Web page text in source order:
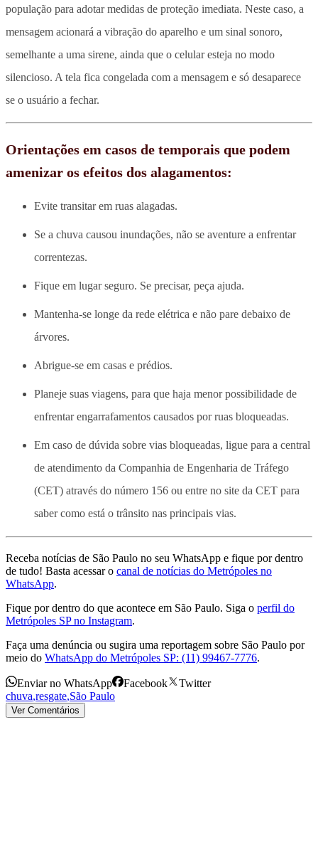
população para adotar medidas de proteção imediata. Neste caso, a
mensagem acionará a vibração do aparelho e um sinal sonoro,
semelhante a uma sirene, ainda que o celular esteja no modo
silencioso. A tela fica congelada com a mensagem e só desaparece
se o usuário a fechar.
Orientações em casos de temporais que podem
amenizar os efeitos dos alagamentos:
Evite transitar em ruas alagadas.
Se a chuva causou inundações, não se aventure a enfrentar
correntezas.
Fique em lugar seguro. Se precisar, peça ajuda.
Mantenha-se longe da rede elétrica e não pare debaixo de
árvores.
Abrigue-se em casas e prédios.
Planeje suas viagens, para que haja menor possibilidade de
enfrentar engarrafamentos causados por ruas bloqueadas.
Em caso de dúvida sobre vias bloqueadas, ligue para a central
de atendimento da Companhia de Engenharia de Tráfego
(CET) através do número 156 ou entre no site da CET para
saber como está o trânsito nas principais vias.
Receba notícias de São Paulo no seu WhatsApp e fique por dentro
de tudo! Basta acessar o canal de notícias do Metrópoles no
WhatsApp.
Fique por dentro do que acontece em São Paulo. Siga o perfil do
Metrópoles SP no Instagram.
Faça uma denúncia ou sugira uma reportagem sobre São Paulo por
meio do WhatsApp do Metrópoles SP: (11) 99467-7776.
Enviar no WhatsApp Facebook
Twitter
chuva,resgate,São Paulo
Ver Comentários